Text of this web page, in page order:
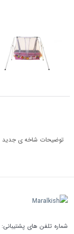
توضیحات شاخه ی جدید
شماره تلفن های پشتیبانی: